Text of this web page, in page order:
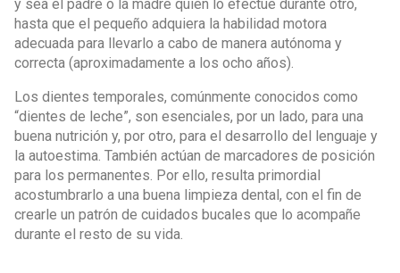
y sea el padre o la madre quien lo efectúe durante otro,
hasta que el pequeño adquiera la habilidad motora
adecuada para llevarlo a cabo de manera autónoma y
correcta (aproximadamente a los ocho años).
Los dientes temporales, comúnmente conocidos como
“dientes de leche”, son esenciales, por un lado, para una
buena nutrición y, por otro, para el desarrollo del lenguaje y
la autoestima. También actúan de marcadores de posición
para los permanentes. Por ello, resulta primordial
acostumbrarlo a una buena limpieza dental, con el fin de
crearle un patrón de cuidados bucales que lo acompañe
durante el resto de su vida.